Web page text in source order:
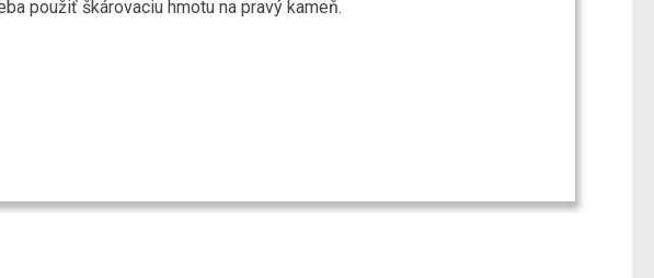
použiť škárovaciu hmotu na pravý kameň.